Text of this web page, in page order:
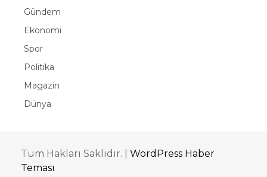
Gündem
Ekonomi
Spor
Politika
Magazin
Dünya
Tüm Hakları Saklıdır. | WordPress Haber
Teması